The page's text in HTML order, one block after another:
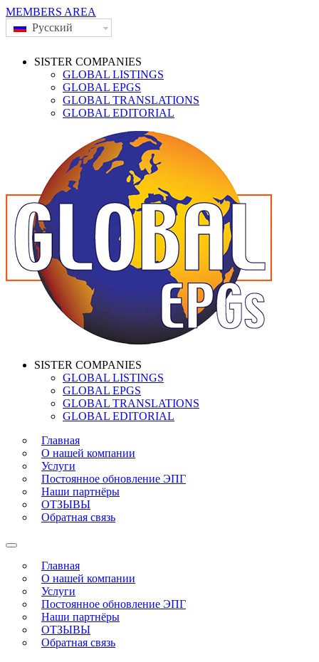
MEMBERS AREA
Русский
SISTER COMPANIES
GLOBAL LISTINGS
GLOBAL EPGS
GLOBAL TRANSLATIONS
GLOBAL EDITORIAL
SISTER COMPANIES
GLOBAL LISTINGS
GLOBAL EPGS
GLOBAL TRANSLATIONS
GLOBAL EDITORIAL
Главная
О нашей компании
Услуги
Постоянное обновление ЭПГ
Наши партнёры
ОТЗЫВЫ
Обратная связь
Главная
О нашей компании
Услуги
Постоянное обновление ЭПГ
Наши партнёры
ОТЗЫВЫ
Обратная связь